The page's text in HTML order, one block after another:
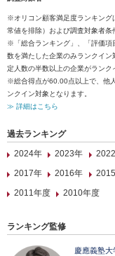
※オリコン顧客満足度ランキング
常値を排除）および調査対象者条
※「総合ランキング」、「評価項
数を満たした企業のみランクイ
定人数の半数以上の企業がランク
※総合得点が60.00点以上で、他
ンクイン対象となります。
≫ 詳細はこちら
過去ランキング
2024年
2023年
2017年
2016年
2011年度
2010年度
ランキング監修
慶應義塾